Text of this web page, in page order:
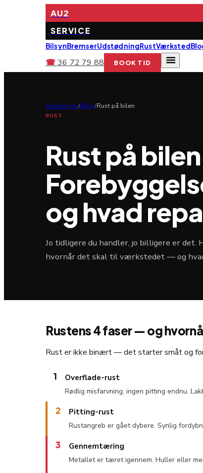
AU2
SERVICE
BilsynBremserUdstødningRustVærksted
☎36 72 79 88 BOOK TID
Au2service/Blog/Rust på bilen
RUST
Rust på
og hvad
Jo tidligere du handler, jo billigere er det.
hvornår det skal til værkstedet — og
Rustens 4 faser — og
Rust er ikke binært — det starter småt og
1 Overflade-rust
Rødlig misfarvning, ingen pitting endnu.
2 Pitting-rust
Rustangreb er gået dybere. Synlig
3 Gennemtæring
Metallet er tæret igennem. Huller eller